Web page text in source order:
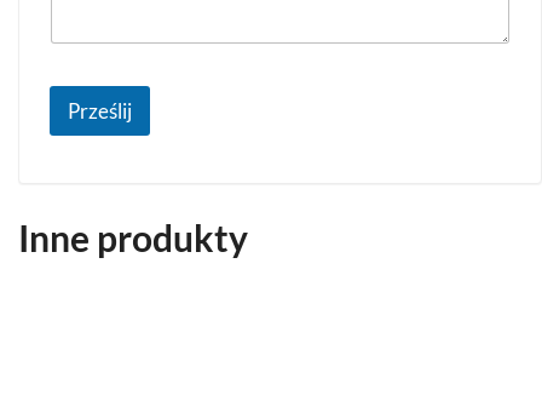
Prześlij
Inne produkty